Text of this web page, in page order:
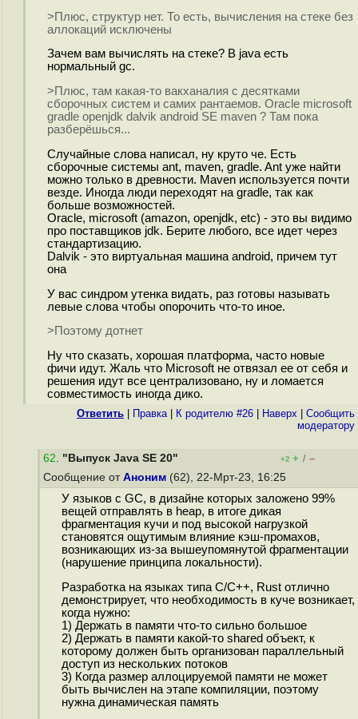
>Плюс, структур нет. То есть, вычисления на стеке без
аллокаций исключены
Зачем вам вычислять на стеке? В java есть
нормальный gc.
>Плюс, там какая-то вакханалия с десятками
сборочных систем и самих рантаемов. Oracle microsoft
gradle openjdk dalvik android SE maven ? Там пока
разберёшься...
Случайные слова написал, ну круто че. Есть
сборочные системы ant, maven, gradle. Ant уже найти
можно только в древности. Maven используется почти
везде. Иногда люди переходят на gradle, так как
больше возможностей.
Oracle, microsoft (amazon, openjdk, etc) - это вы видимо
про поставщиков jdk. Берите любого, все идет через
стандартизацию.
Dalvik - это виртуальная машина android, причем тут
она
У вас синдром утенка видать, раз готовы называть
левые слова чтобы опорочить что-то иное.
>Поэтому дотнет
Ну что сказать, хорошая платформа, часто новые
фичи идут. Жаль что Microsoft не отвязал ее от себя и
решения идут все централизовано, ну и ломается
совместимость иногда дико.
Ответить Правка| К родителю #26 Наверх
Cообщить
модератору
62. "Выпуск Java SE 20" +2 + / –
Сообщение от Аноним (62), 22-Мрт-23, 16:25
У языков с GC, в дизайне которых заложено 99%
вещей отправлять в heap, в итоге дикая
фрагментация кучи и под высокой нагрузкой
становятся ощутимым влияние кэш-промахов,
возникающих из-за вышеупомянутой фрагментации
(нарушение принципа локальности).
Разработка на языках типа C/C++, Rust отлично
демонстрирует, что необходимость в куче возникает,
когда нужно:
1) Держать в памяти что-то сильно большое
2) Держать в памяти какой-то shared объект, к
которому должен быть организован параллельный
доступ из нескольких потоков
3) Когда размер аллоцируемой памяти не может
быть вычислен на этапе компиляции, поэтому
нужна динамическая память